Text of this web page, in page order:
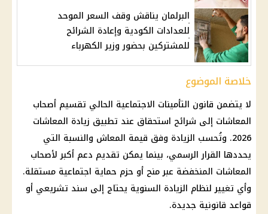
البرلمان يناقش وقف السعر الموحد
للعدادات الكودية وإعادة الشرائح
للمشتركين بحضور وزير الكهرباء
خلاصة الموضوع
لا يتضمن قانون التأمينات الاجتماعية الحالي تقسيم أصحاب
المعاشات إلى شرائح استحقاق عند تطبيق زيادة المعاشات
2026. وتُحسب الزيادة وفق قيمة المعاش والنسبة التي
يحددها القرار الرسمي، بينما يمكن تقديم دعم أكبر لأصحاب
المعاشات المنخفضة عبر منح أو حزم حماية اجتماعية مستقلة.
وأي تغيير لنظام الزيادة السنوية يحتاج إلى سند تشريعي أو
قواعد قانونية جديدة.